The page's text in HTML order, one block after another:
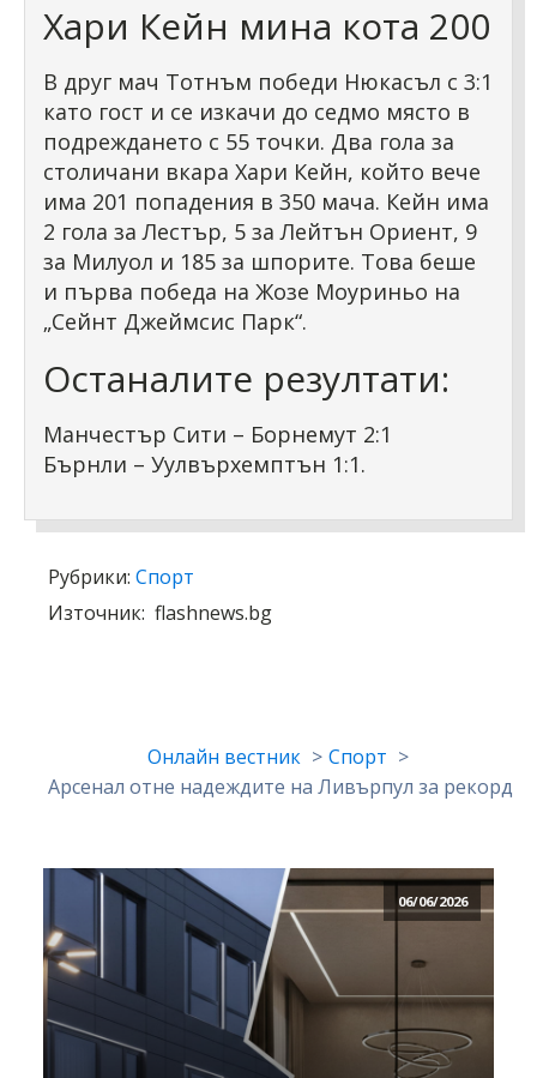
Хари Кейн мина кота 200
В друг мач Тотнъм победи Нюкасъл с 3:1
като гост и се изкачи до седмо място в
подреждането с 55 точки. Два гола за
столичани вкара Хари Кейн, който вече
има 201 попадения в 350 мача. Кейн има
2 гола за Лестър, 5 за Лейтън Ориент, 9
за Милуол и 185 за шпорите. Това беше
и първа победа на Жозе Моуриньо на
„Сейнт Джеймсис Парк“.
Останалите резултати:
Манчестър Сити – Борнемут 2:1
Бърнли – Уулвърхемптън 1:1.
Рубрики: Спорт
Източник: flashnews.bg
Онлайн вестник
Спорт
Арсенал отне надеждите на Ливърпул за рекорд
06/06/2026